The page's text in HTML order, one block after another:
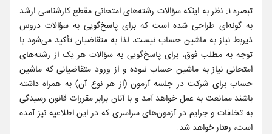
تبصره ۱: نظر به اینکه سؤالات رشته‌های امتحانی مقطع کارشناسی ارشد
به گونه‌ای طراحی شده است که برای پاسخ‌گویی به سؤالات دروس
ذیربط نیاز به ماشین حساب نیست، لذا به متقاضیان تأکید می‌شود با
توجه به مطلب فوق، برای پاسخ‌گویی به سؤالات هر یک از رشته‌های
امتحانی نیاز به ماشین حساب نبوده و از ورود متقاضیانی که ماشین
حساب برای شرکت در جلسه آزمون (از هر نوع آن) به همراه داشته
باشند ممانعت به عمل خواهد آمد و با آنان برابر مقررات قانون رسیدگی
به تخلفات و جرایم در آزمون‌های سراسری که در این اطلاعیه نیز آمده
است، رفتار خواهد شد.